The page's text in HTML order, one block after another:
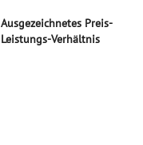
Ausgezeichnetes Preis-
Leistungs-Verhältnis